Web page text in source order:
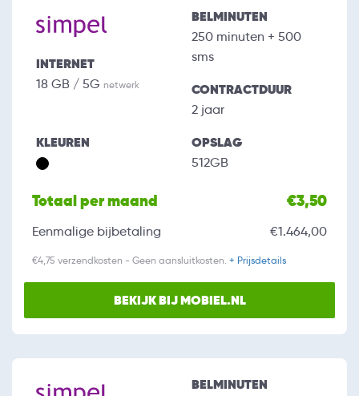
INTERNET
18 GB / 5G netwerk
BELMINUTEN
250 minuten + 500
sms
CONTRACTDUUR
2 jaar
KLEUREN OPSLAG
512GB
Totaal per maand €3,50
Eenmalige bijbetaling €1.464,00
€4,75 verzendkosten - Geen aansluitkosten. + Prijsdetails
BEKIJK BIJ MOBIEL.NL
BELMINUTEN